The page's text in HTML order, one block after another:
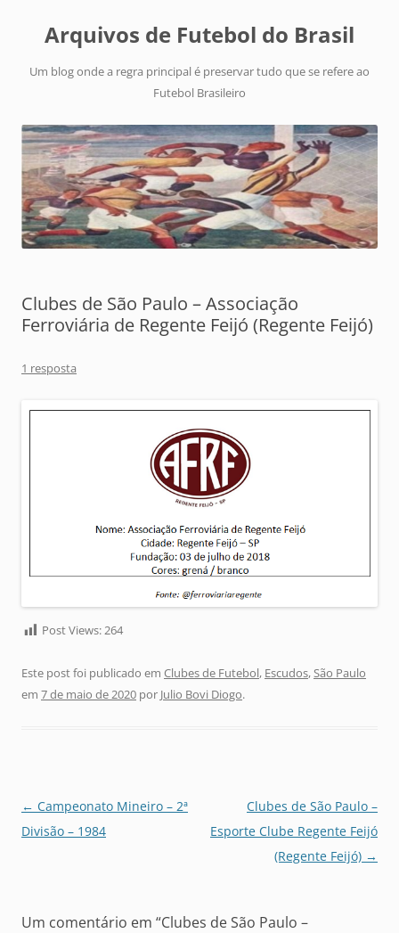
Arquivos de Futebol do Brasil
Um blog onde a regra principal é preservar tudo que se refere ao
Futebol Brasileiro
Clubes de São Paulo – Associação
Ferroviária de Regente Feijó (Regente Feijó)
1 resposta
Post Views:264
Este post foi publicado em Clubes de Futebol, Escudos,São Paulo
em 7 de maio de 2020 por Julio Bovi Diogo.
Navegação
de
← Campeonato Mineiro – 2ª
Divisão – 1984
Clubes de São Paulo –
Esporte Clube Regente Feijó
(Regente Feijó) →
Um comentário em “Clubes de São Paulo –